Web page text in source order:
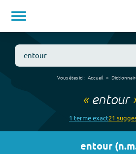
Vous êtes ici : Accueil
« entour
1 termeexact21
entour(